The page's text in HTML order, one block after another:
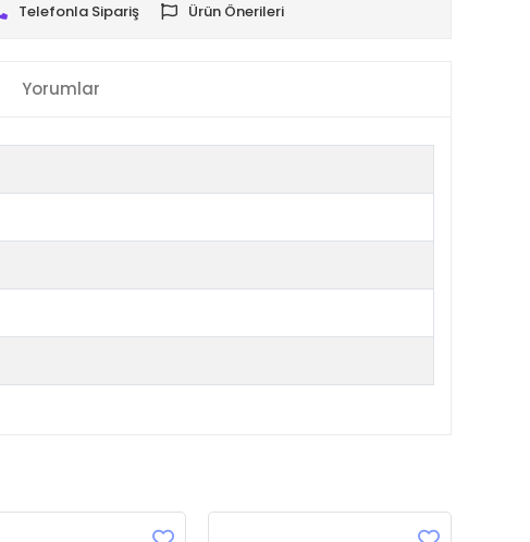
Telefonla Sipariş Ürün Önerileri
Yorumlar